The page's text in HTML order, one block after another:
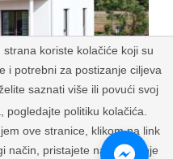
koriste kolačiće koji su
i potrebni za postizanje ciljeva
saznati više ili povući svoj
pogledajte politiku kolačića.
ove stranice, klikom na link
način, pristajete na korištenje